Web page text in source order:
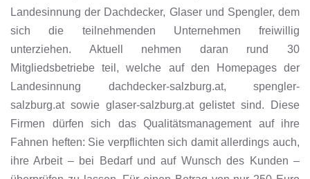
Landesinnung der Dachdecker, Glaser und Spengler, dem
sich die teilnehmenden Unternehmen freiwillig
unterziehen. Aktuell nehmen daran rund 30
Mitgliedsbetriebe teil, welche auf den Homepages der
Landesinnung dachdecker-salzburg.at, spengler-
salzburg.at sowie glaser-salzburg.at gelistet sind. Diese
Firmen dürfen sich das Qualitätsmanagement auf ihre
Fahnen heften: Sie verpflichten sich damit allerdings auch,
ihre Arbeit – bei Bedarf und auf Wunsch des Kunden –